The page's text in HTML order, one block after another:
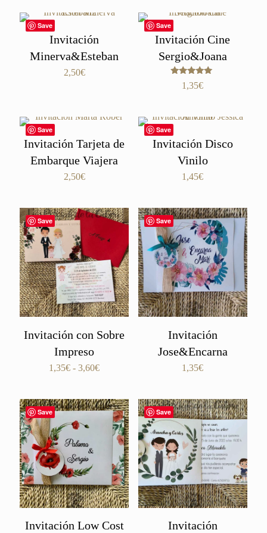
Save
Invitación
Minerva&Esteban
2,50€
Save
Invitación Cine
Sergio&Joana
Valorado
con
1,35€
Save
Invitación Tarjeta de
Embarque Viajera
2,50€
Save
Invitación Disco
Vinilo
1,45€
Save
Invitación con Sobre
Impreso
1,35€ - 3,60€Rango
desde
1,35€
hasta
3,60€
Save
Invitación
Jose&Encarna
1,35€
Save
Invitación Low Cost
Save
Invitación